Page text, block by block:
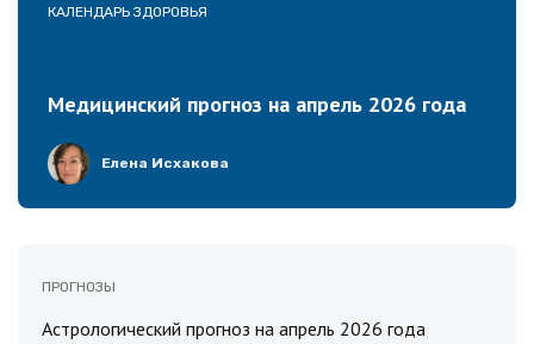
КАЛЕНДАРЬ ЗДОРОВЬЯ
Медицинский прогноз на апрель 2026 года
Елена Исхакова
ПРОГНОЗЫ
Астрологический прогноз на апрель 2026 года